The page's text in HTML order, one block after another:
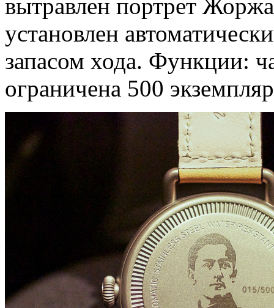
вытравлен портрет
установлен
запасом хода. Функции:
ограничена 500